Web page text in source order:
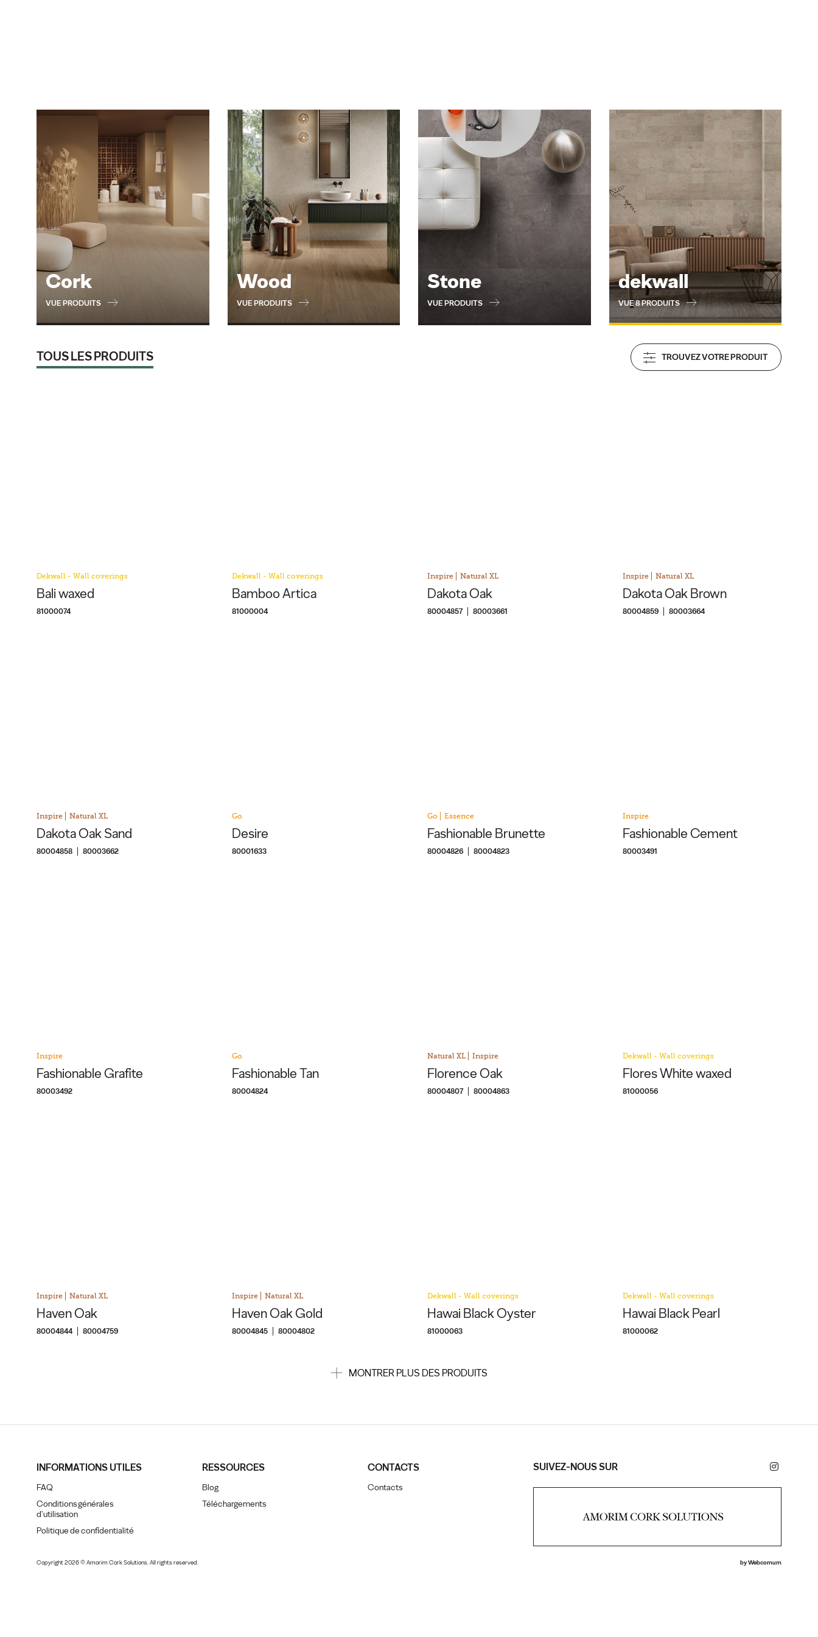
Cork
VUE PRODUITS
Wood
VUE PRODUITS
Stone
VUE PRODUITS
dekwall
VUE 8 PRODUITS
TOUS LES PRODUITS TROUVEZ VOTRE PRODUIT
Dekwall - Wall coverings
Bali waxed
81000074
Dekwall - Wall coverings
Bamboo Artica
81000004
Inspire Natural XL
Dakota Oak
80004857 80003661
Inspire Natural XL
Dakota Oak Brown
80004859 80003664
Inspire Natural XL
Dakota Oak Sand
80004858 80003662
Go
Desire
80001633
Go Essence
Fashionable Brunette
80004826 80004823
Inspire
Fashionable Cement
80003491
Inspire
Fashionable Grafite
80003492
Go
Fashionable Tan
80004824
Natural XL Inspire
Florence Oak
80004807 80004863
Dekwall - Wall coverings
Flores White waxed
81000056
Inspire Natural XL
Haven Oak
80004844 80004759
Inspire Natural XL
Haven Oak Gold
80004845 80004802
Dekwall - Wall coverings
Hawai Black Oyster
81000063
Dekwall - Wall coverings
Hawai Black Pearl
81000062
MONTRER PLUS DES PRODUITS
INFORMATIONS UTILES
FAQ
Conditions générales
d'utilisation
Politique de confidentialité
RESSOURCES
Blog
Téléchargements
CONTACTS
Contacts
SUIVEZ-NOUS SUR
Copyright 2026 © Amorim Cork Solutions. All rights reserved. byWebcomum